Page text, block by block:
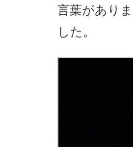
言葉があり
した。